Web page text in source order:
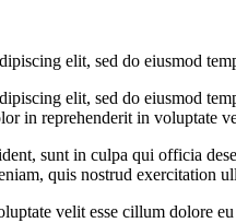
elit, sed do eiusmod
elit, sed do eiusmod
in reprehenderit in voluptate
sunt in culpa qui officia
quis nostrud exercitation
velit esse cillum dolore